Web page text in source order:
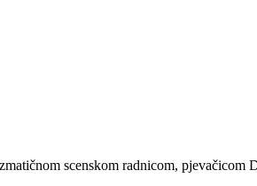
scenskom radnicom,